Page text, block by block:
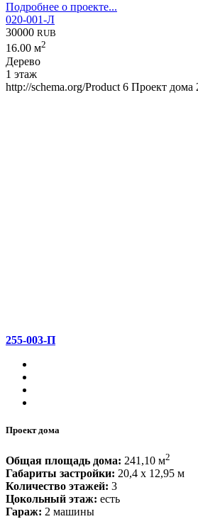
Подробнее о проекте...
020-001-Л
30000 RUB
16.00 м2
Дерево
1 этаж
http://schema.org/Product 6 Проект дома
255-003-П
Проект дома
Общая площадь дома: 241,10 м2
Габариты застройки: 20,4 x 12,95 м
Количество этажей: 3
Цокольный этаж: есть
Гараж: 2 машины